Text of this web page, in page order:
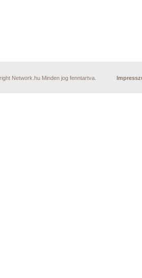
Network.hu Minden jog fenntartva.